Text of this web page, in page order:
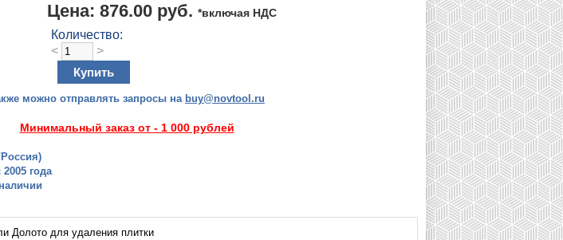
Цена: 876.00 руб. *включая НДС
Количество:
<
>
можно отправлять запросы на buy@novtool.ru
​Минимальный заказ от - 1 000 рублей
года
Долото для удаления плитки